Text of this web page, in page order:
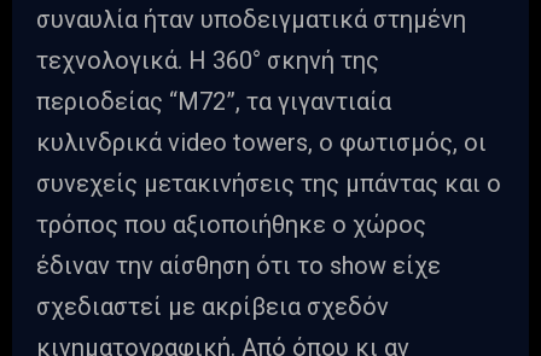
συναυλία ήταν υποδειγματικά στημένη
τεχνολογικά. Η 360° σκηνή της
περιοδείας “M72”, τα γιγαντιαία
κυλινδρικά video towers, ο φωτισμός, οι
συνεχείς μετακινήσεις της μπάντας και ο
τρόπος που αξιοποιήθηκε ο χώρος
έδιναν την αίσθηση ότι το show είχε
σχεδιαστεί με ακρίβεια σχεδόν
κινηματογραφική. Από όπου κι αν